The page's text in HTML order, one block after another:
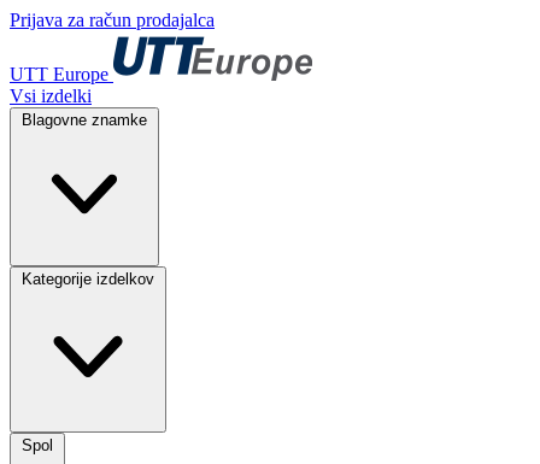
Prijava za račun prodajalca
UTT Europe
Vsi izdelki
Blagovne znamke
Kategorije izdelkov
Spol